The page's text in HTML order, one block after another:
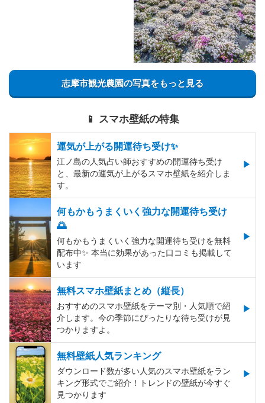
志摩市観光農園の写真をもっと見る
📱 スマホ壁紙の特集
運気が上がる開運待ち受け✨
江ノ島の人気占い師おすすめの開運待ち受け
と、最新の運気が上がるスマホ壁紙を紹介しま
す。
何もかもうまくいく強力な開運待ち受け
🌅
何もかもうまくいく強力な開運待ち受けを無料
配布中✨️ 本当に効果があった口コミも掲載して
います
無料スマホ壁紙まとめ（縦長）
おすすめのスマホ壁紙をテーマ別・人気順で紹
介します。今の季節にぴったりな待ち受けが見
つかりますよ。
無料壁紙人気ランキング
ダウンロード数が多い人気のスマホ壁紙をラン
キング形式でご紹介！トレンドの壁紙が今すぐ
見つかります